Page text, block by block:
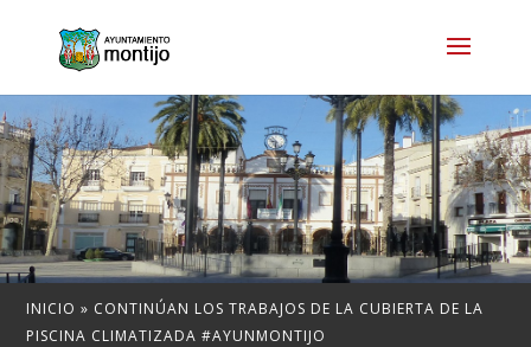
INICIO » CONTINÚAN LOS TRABAJOS DE LA CUBIERTA DE LA
PISCINA CLIMATIZADA #AYUNMONTIJO